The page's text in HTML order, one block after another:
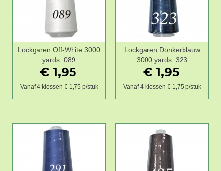
Lockgaren Off-White 3000
yards. 089
€ 1,95
Vanaf 4 klossen € 1,75 p/stuk
Lockgaren Donkerblauw
3000 yards. 323
€ 1,95
Vanaf 4 klossen € 1,75 p/stuk